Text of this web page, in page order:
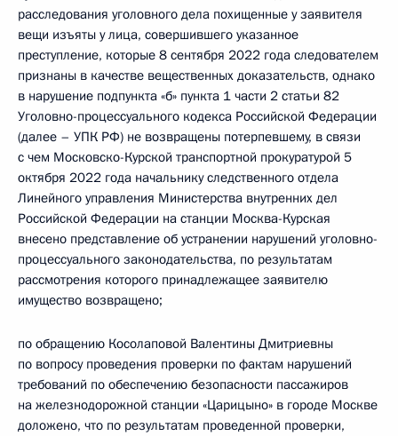
расследования уголовного дела похищенные у заявителя
вещи изъяты у лица, совершившего указанное
преступление, которые 8 сентября 2022 года следователем
признаны в качестве вещественных доказательств, однако
в нарушение подпункта «б» пункта 1 части 2 статьи 82
Уголовно-процессуального кодекса Российской Федерации
(далее – УПК РФ) не возвращены потерпевшему, в связи
с чем Московско-Курской транспортной прокуратурой 5
октября 2022 года начальнику следственного отдела
Линейного управления Министерства внутренних дел
Российской Федерации на станции Москва-Курская
внесено представление об устранении нарушений уголовно-
процессуального законодательства, по результатам
рассмотрения которого принадлежащее заявителю
имущество возвращено;
по обращению Косолаповой Валентины Дмитриевны
по вопросу проведения проверки по фактам нарушений
требований по обеспечению безопасности пассажиров
на железнодорожной станции «Царицыно» в городе Москве
доложено, что по результатам проведенной проверки,